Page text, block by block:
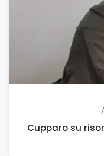
Cupparo su